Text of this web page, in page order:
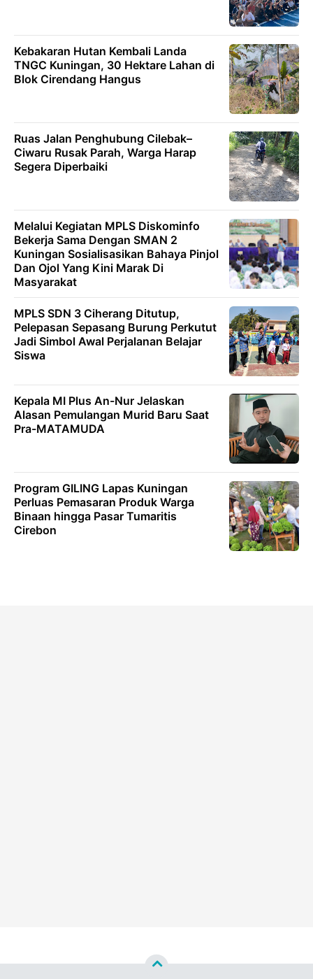
Kebakaran Hutan Kembali Landa
TNGC Kuningan, 30 Hektare Lahan di
Blok Cirendang Hangus
Ruas Jalan Penghubung Cilebak–
Ciwaru Rusak Parah, Warga Harap
Segera Diperbaiki
Melalui Kegiatan MPLS Diskominfo
Bekerja Sama Dengan SMAN 2
Kuningan Sosialisasikan Bahaya Pinjol
Dan Ojol Yang Kini Marak Di
Masyarakat
MPLS SDN 3 Ciherang Ditutup,
Pelepasan Sepasang Burung Perkutut
Jadi Simbol Awal Perjalanan Belajar
Siswa
Kepala MI Plus An-Nur Jelaskan
Alasan Pemulangan Murid Baru Saat
Pra-MATAMUDA
Program GILING Lapas Kuningan
Perluas Pemasaran Produk Warga
Binaan hingga Pasar Tumaritis
Cirebon